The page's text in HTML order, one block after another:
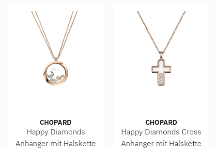
CHOPARD
Happy Diamonds
Anhänger mit Halskette
CHOPARD
Happy Diamonds Cross
Anhänger mit Halskette